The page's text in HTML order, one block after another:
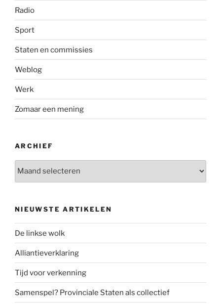
Radio
Sport
Staten en commissies
Weblog
Werk
Zomaar een mening
ARCHIEF
NIEUWSTE ARTIKELEN
De linkse wolk
Alliantieverklaring
Tijd voor verkenning
Samenspel? Provinciale Staten als collectief